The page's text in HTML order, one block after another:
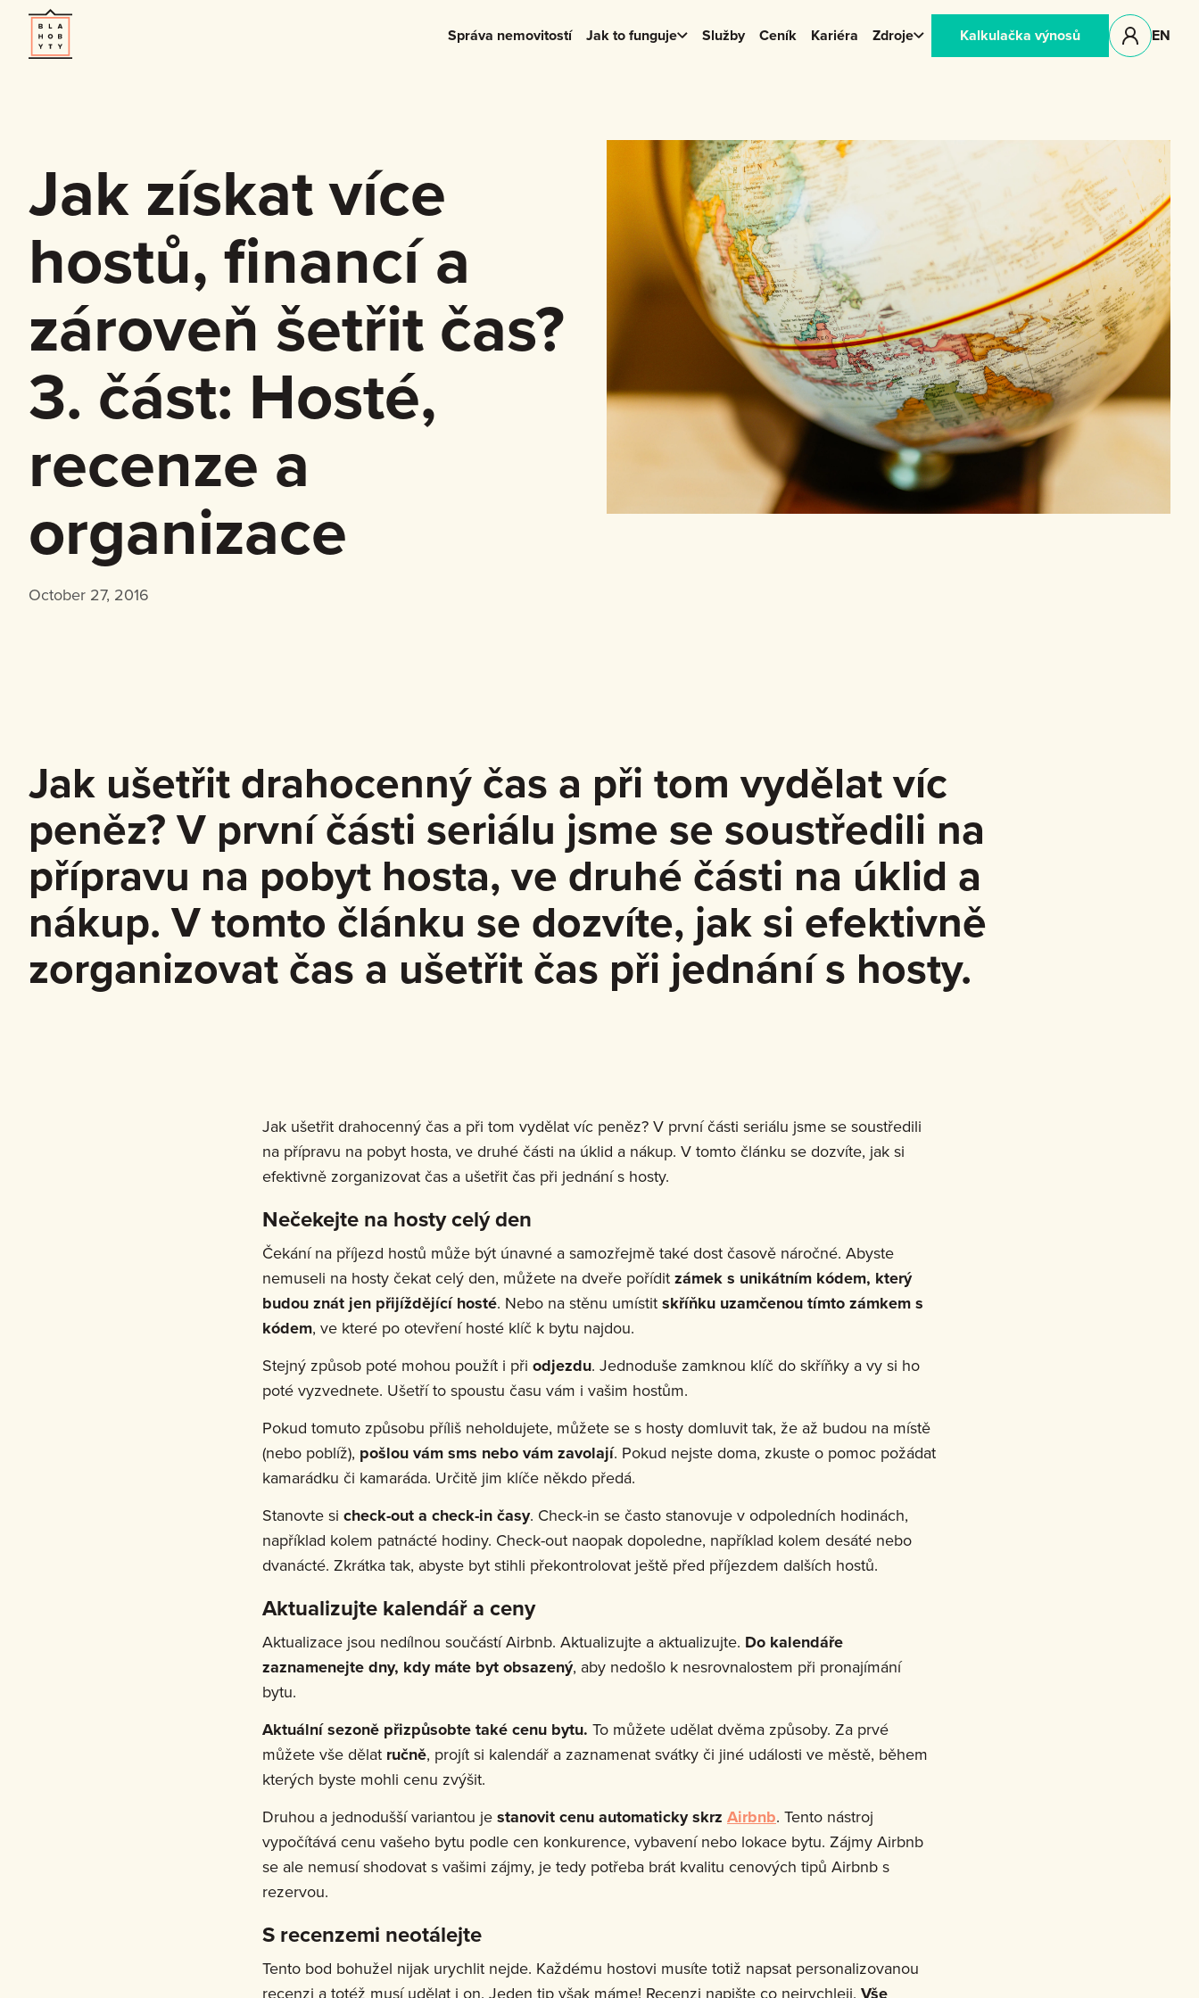
Správa nemovitostí Jak to funguje Služby Ceník Kariéra Zdroje Kalkulačka výnosů EN
Jak získat více
hostů, financí a
zároveň šetřit čas?
3. část: Hosté,
recenze a
organizace
October 27, 2016
Jak ušetřit drahocenný čas a při tom vydělat víc
peněz? V první části seriálu jsme se soustředili na
přípravu na pobyt hosta, ve druhé části na úklid a
nákup. V tomto článku se dozvíte, jak si efektivně
zorganizovat čas a ušetřit čas při jednání s hosty.
Jak ušetřit drahocenný čas a při tom vydělat víc peněz? V první části seriálu jsme se soustředili
na přípravu na pobyt hosta, ve druhé části na úklid a nákup. V tomto článku se dozvíte, jak si
efektivně zorganizovat čas a ušetřit čas při jednání s hosty.
Nečekejte na hosty celý den
Čekání na příjezd hostů může být únavné a samozřejmě také dost časově náročné. Abyste
nemuseli na hosty čekat celý den, můžete na dveře pořídit zámek s unikátním kódem, který
budou znát jen přijíždějící hosté. Nebo na stěnu umístit skříňku uzamčenou tímto zámkem s
kódem, ve které po otevření hosté klíč k bytu najdou.
Stejný způsob poté mohou použít i při odjezdu. Jednoduše zamknou klíč do skříňky a vy si ho
poté vyzvednete. Ušetří to spoustu času vám i vašim hostům.
Pokud tomuto způsobu příliš neholdujete, můžete se s hosty domluvit tak, že až budou na místě
(nebo poblíž), pošlou vám sms nebo vám zavolají. Pokud nejste doma, zkuste o pomoc požádat
kamarádku či kamaráda. Určitě jim klíče někdo předá.
Stanovte si check-out a check-in časy. Check-in se často stanovuje v odpoledních hodinách,
například kolem patnácté hodiny. Check-out naopak dopoledne, například kolem desáté nebo
dvanácté. Zkrátka tak, abyste byt stihli překontrolovat ještě před příjezdem dalších hostů.
Aktualizujte kalendář a ceny
Aktualizace jsou nedílnou součástí Airbnb. Aktualizujte a aktualizujte. Do kalendáře
zaznamenejte dny, kdy máte byt obsazený, aby nedošlo k nesrovnalostem při pronajímání
bytu.
Aktuální sezoně přizpůsobte také cenu bytu. To můžete udělat dvěma způsoby. Za prvé
můžete vše dělat ručně, projít si kalendář a zaznamenat svátky či jiné události ve městě, během
kterých byste mohli cenu zvýšit.
Druhou a jednodušší variantou je stanovit cenu automaticky skrz Airbnb. Tento nástroj
vypočítává cenu vašeho bytu podle cen konkurence, vybavení nebo lokace bytu. Zájmy Airbnb
se ale nemusí shodovat s vašimi zájmy, je tedy potřeba brát kvalitu cenových tipů Airbnb s
rezervou.
S recenzemi neotálejte
Tento bod bohužel nijak urychlit nejde. Každému hostovi musíte totiž napsat personalizovanou
recenzi a totéž musí udělat i on. Jeden tip však máme! Recenzi napište co nejrychleji.